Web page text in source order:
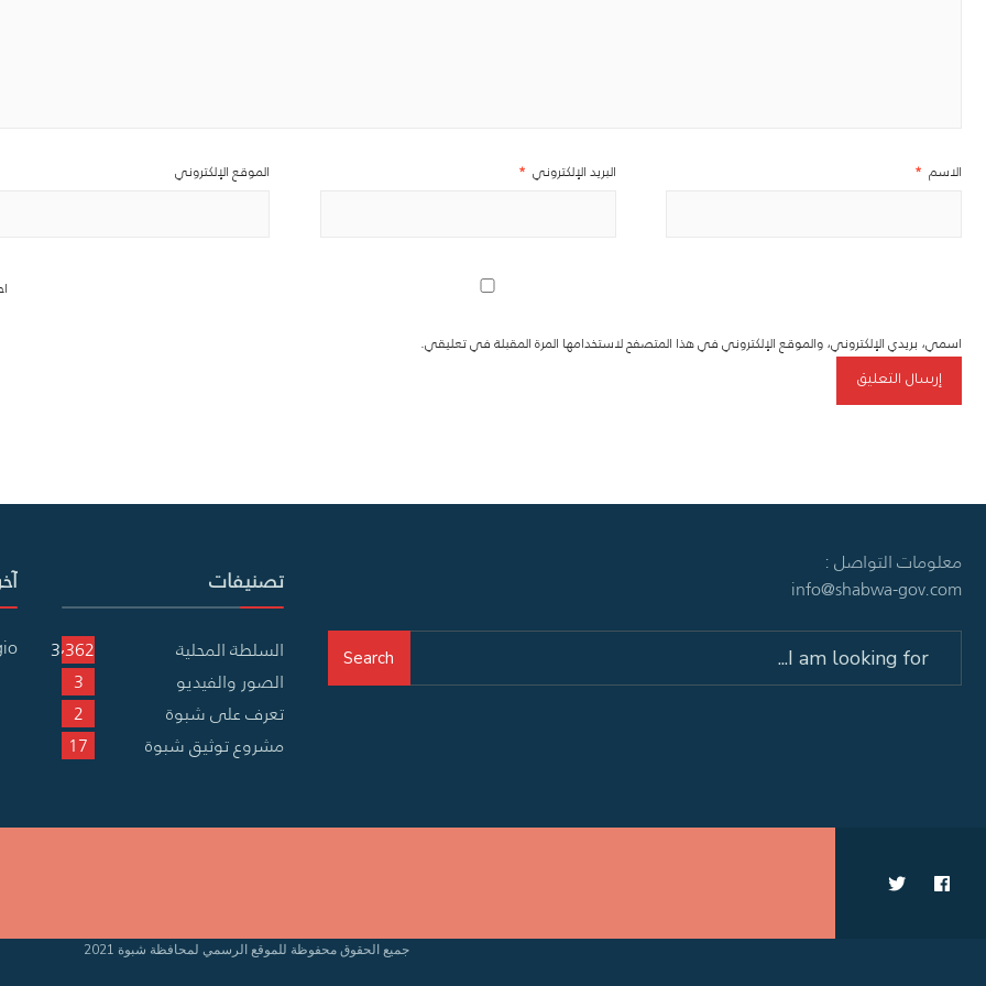
الاسم * البريد الإلكتروني * الموقع الإلكتروني
اسمي، بريدي الإلكتروني، والموقع الإلكتروني في هذا المتصفح لاستخدامها المرة المقبلة في تعليقي.
معلومات التواصل :
info@shabwa-gov.com
Search
تصنيفات
السلطة المحلية
3٬362
الصور والفيديو
3
تعرف على شبوة
2
مشروع توثيق شبوة
17
جميع الحقوق محفوظة للموقع الرسمي لمحافظة شبوة 2021